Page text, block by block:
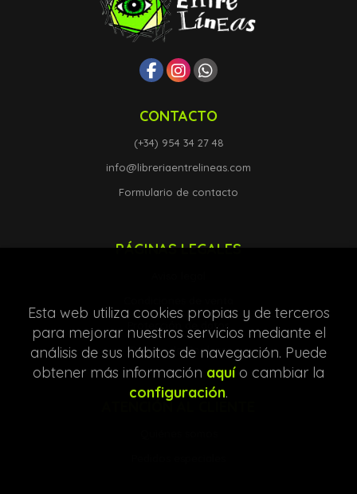
CONTACTO
(+34) 954 34 27 48
info@libreriaentrelineas.com
Formulario de contacto
PÁGINAS LEGALES
Protección de datos
Política de Cookies
ATENCIÓN AL CLIENTE
Esta web utiliza cookies propias y de terceros
para mejorar nuestros servicios mediante el
análisis de sus hábitos de navegación. Puede
obtener más información aquío cambiar la
configuración.